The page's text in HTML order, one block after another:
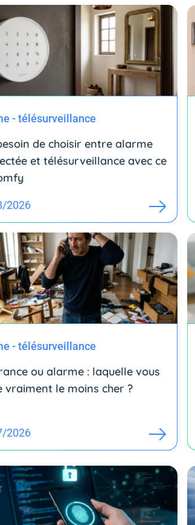
- télésurveillance
de choisir entre alarme
et télésurveillance avec ce
2026
- télésurveillance
ou alarme : laquelle vous
vraiment le moins cher ?
2026